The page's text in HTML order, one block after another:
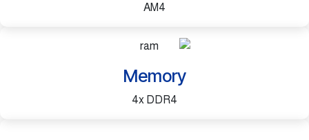
AM4
Memory
4x DDR4